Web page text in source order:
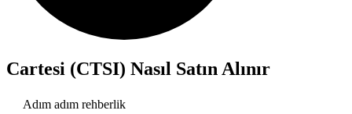
Cartesi (CTSI) Nasıl Satın Alınır
Adım adım rehberlik